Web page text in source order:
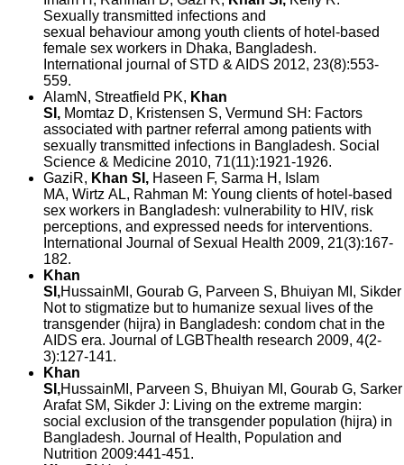
Sexually transmitted infections and
sexual behaviour among youth clients of hotel-based
female sex workers in Dhaka, Bangladesh.
International journal of STD & AIDS 2012, 23(8):553-
559.
AlamN, Streatfield PK, Khan
SI, Momtaz D, Kristensen S, Vermund SH: Factors
associated with partner referral among patients with
sexually transmitted infections in Bangladesh. Social
Science & Medicine 2010, 71(11):1921-1926.
GaziR, Khan SI, Haseen F, Sarma H, Islam
MA, Wirtz AL, Rahman M: Young clients of hotel-based
sex workers in Bangladesh: vulnerability to HIV, risk
perceptions, and expressed needs for interventions.
International Journal of Sexual Health 2009, 21(3):167-
182.
Khan
SI,HussainMI, Gourab G, Parveen S, Bhuiyan MI, Sikder
Not to stigmatize but to humanize sexual lives of the
transgender (hijra) in Bangladesh: condom chat in the
AIDS era. Journal of LGBThealth research 2009, 4(2-
3):127-141.
Khan
SI,HussainMI, Parveen S, Bhuiyan MI, Gourab G, Sarker
Arafat SM, Sikder J: Living on the extreme margin:
social exclusion of the transgender population (hijra) in
Bangladesh. Journal of Health, Population and
Nutrition 2009:441-451.